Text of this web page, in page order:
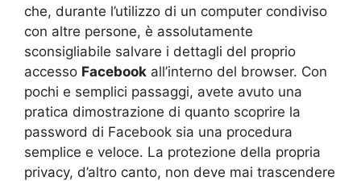
che, durante l’utilizzo di un computer condiviso
con altre persone, è assolutamente
sconsigliabile salvare i dettagli del proprio
accesso Facebook all’interno del browser. Con
pochi e semplici passaggi, avete avuto una
pratica dimostrazione di quanto scoprire la
password di Facebook sia una procedura
semplice e veloce. La protezione della propria
privacy, d’altro canto, non deve mai trascendere